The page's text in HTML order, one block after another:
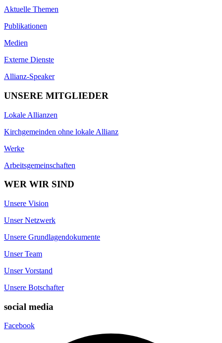
Aktuelle Themen
Publikationen
Medien
Externe Dienste
Allianz-Speaker
UNSERE MITGLIEDER
Lokale Allianzen
Kirchgemeinden ohne lokale Allianz
Werke
Arbeitsgemeinschaften
WER WIR SIND
Unsere Vision
Unser Netzwerk
Unsere Grundlagendokumente
Unser Team
Unser Vorstand
Unsere Botschafter
social media
Facebook